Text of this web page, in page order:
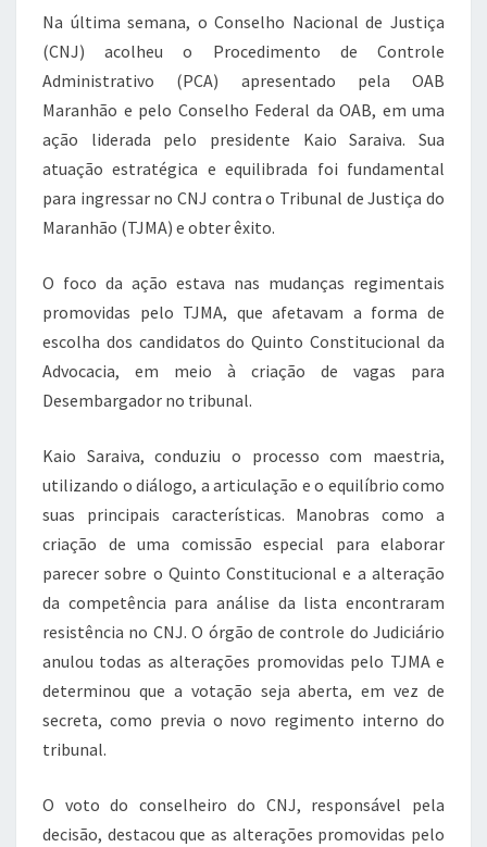
e
b
o
o
k
te
r
s
A
p
p
gr
a
m
Na última semana, o Conselho Nacional de Justiça
(CNJ) acolheu o Procedimento de Controle
Administrativo (PCA) apresentado pela OAB
Maranhão e pelo Conselho Federal da OAB, em uma
ação liderada pelo presidente Kaio Saraiva. Sua
atuação estratégica e equilibrada foi fundamental
para ingressar no CNJ contra o Tribunal de Justiça do
Maranhão (TJMA) e obter êxito.
O foco da ação estava nas mudanças regimentais
promovidas pelo TJMA, que afetavam a forma de
escolha dos candidatos do Quinto Constitucional da
Advocacia, em meio à criação de vagas para
Desembargador no tribunal.
Kaio Saraiva, conduziu o processo com maestria,
utilizando o diálogo, a articulação e o equilíbrio como
suas principais características. Manobras como a
criação de uma comissão especial para elaborar
parecer sobre o Quinto Constitucional e a alteração
da competência para análise da lista encontraram
resistência no CNJ. O órgão de controle do Judiciário
anulou todas as alterações promovidas pelo TJMA e
determinou que a votação seja aberta, em vez de
secreta, como previa o novo regimento interno do
tribunal.
O voto do conselheiro do CNJ, responsável pela
decisão, destacou que as alterações promovidas pelo